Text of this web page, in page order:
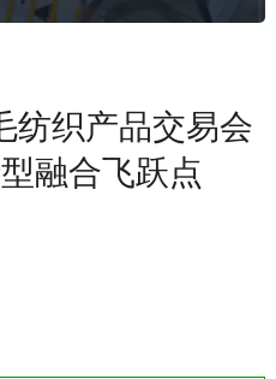
纺织产品交易会
融合飞跃点